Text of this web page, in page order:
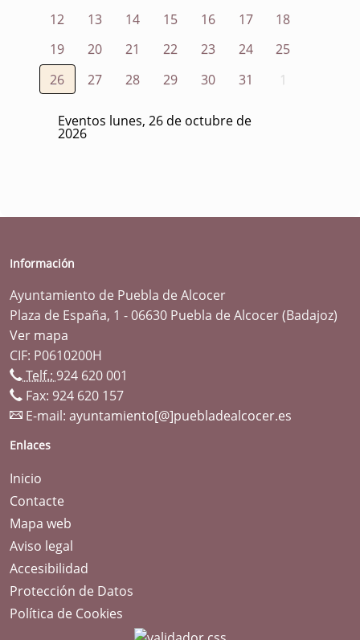
12
13 14 15 16 17
18
19
20 21 22 23 24
25
26
27 28 29 30 31 1
Eventos lunes, 26 de octubre de
2026
Información
Ayuntamiento de Puebla de Alcocer
Plaza de España, 1 - 06630 Puebla de Alcocer (Badajoz)
Ver mapa
CIF: P0610200H
Telf.: 924 620 001
Fax: 924 620 157
E-mail: ayuntamiento[@]puebladealcocer.es
Enlaces
Inicio
Contacte
Mapa web
Aviso legal
Accesibilidad
Protección de Datos
Política de Cookies